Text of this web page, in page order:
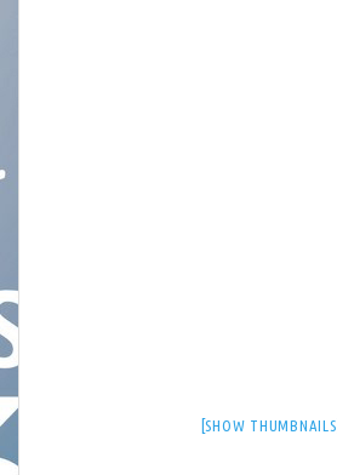
[SHOW THUMBNAILS]